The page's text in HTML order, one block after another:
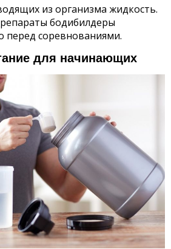
из организма жидкость.
бодибилдеры
перед соревнованиями.
для начинающих